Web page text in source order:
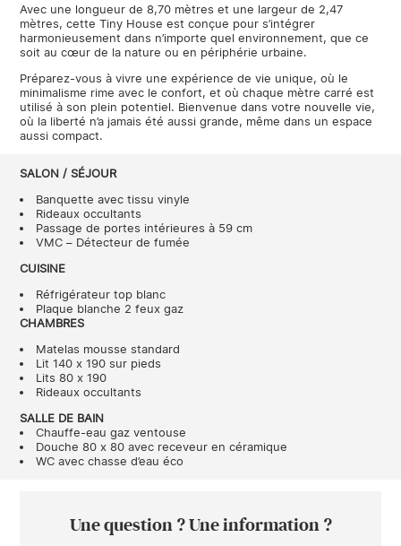
Avec une longueur de 8,70 mètres et une largeur de 2,47
mètres, cette Tiny House est conçue pour s’intégrer
harmonieusement dans n’importe quel environnement, que ce
soit au cœur de la nature ou en périphérie urbaine.
Préparez-vous à vivre une expérience de vie unique, où le
minimalisme rime avec le confort, et où chaque mètre carré est
utilisé à son plein potentiel. Bienvenue dans votre nouvelle vie,
où la liberté n’a jamais été aussi grande, même dans un espace
aussi compact.
SALON / SÉJOUR
Banquette avec tissu vinyle
Rideaux occultants
Passage de portes intérieures à 59 cm
VMC – Détecteur de fumée
CUISINE
Réfrigérateur top blanc
Plaque blanche 2 feux gaz
CHAMBRES
Matelas mousse standard
Lit 140 x 190 sur pieds
Lits 80 x 190
Rideaux occultants
SALLE DE BAIN
Chauffe-eau gaz ventouse
Douche 80 x 80 avec receveur en céramique
WC avec chasse d’eau éco
Une question ? Une information ?